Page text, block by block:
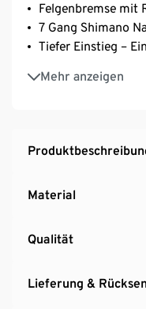
Felgenbremse mit
7 Gang Shimano
Tiefer Einstieg –
Mehr anzeigen
Leichter
Komfort und
Material
Qualität
Lieferung &